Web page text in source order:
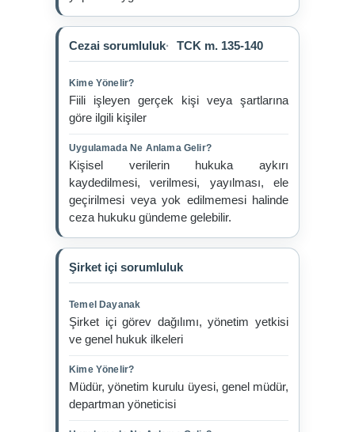
Cezai sorumluluk TCK m. 135-140
Kime Yönelir?
Fiili işleyen gerçek kişi veya şartlarına
göre ilgili kişiler
Uygulamada Ne Anlama Gelir?
Kişisel verilerin hukuka aykırı
kaydedilmesi, verilmesi, yayılması, ele
geçirilmesi veya yok edilmemesi halinde
ceza hukuku gündeme gelebilir.
Şirket içi sorumluluk
Temel Dayanak
Şirket içi görev dağılımı, yönetim yetkisi
ve genel hukuk ilkeleri
Kime Yönelir?
Müdür, yönetim kurulu üyesi, genel müdür,
departman yöneticisi